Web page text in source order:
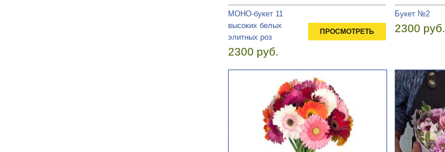
МОНО-букет 11
высоких белых
элитных роз
2300 руб.
ПРОСМОТРЕТЬ
Букет №2
2300 руб.